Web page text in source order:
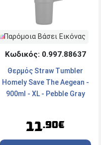
Παρόμοια Βάσει Εικόνας
Κωδικός: 0.997.88637
Θερμός Straw Tumbler
Homely Save The Aegean -
900ml - XL - Pebble Gray
11.90€